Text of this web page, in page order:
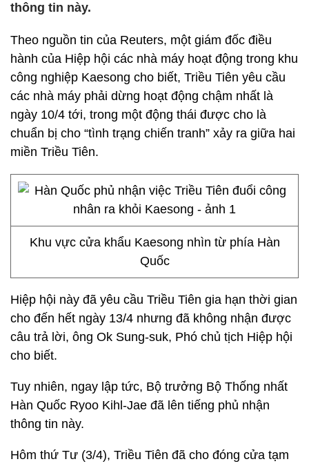
thông tin này.
Theo nguồn tin của Reuters, một giám đốc điều
hành của Hiệp hội các nhà máy hoạt động trong khu
công nghiệp Kaesong cho biết, Triều Tiên yêu cầu
các nhà máy phải dừng hoạt động chậm nhất là
ngày 10/4 tới, trong một động thái được cho là
chuẩn bị cho “tình trạng chiến tranh” xảy ra giữa hai
miền Triều Tiên.
Khu vực cửa khẩu Kaesong nhìn từ phía Hàn
Quốc
Hiệp hội này đã yêu cầu Triều Tiên gia hạn thời gian
cho đến hết ngày 13/4 nhưng đã không nhận được
câu trả lời, ông Ok Sung-suk, Phó chủ tịch Hiệp hội
cho biết.
Tuy nhiên, ngay lập tức, Bộ trưởng Bộ Thống nhất
Hàn Quốc Ryoo Kihl-Jae đã lên tiếng phủ nhận
thông tin này.
Hôm thứ Tư (3/4), Triều Tiên đã cho đóng cửa tạm